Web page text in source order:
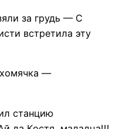
за грудь — С
встретила эту
—
станцию